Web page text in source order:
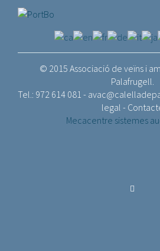
© 2015 Associació de veïns i
Palafrugell.
Tel.: 972 614 081 -
legal -
Mecacentre sistemes